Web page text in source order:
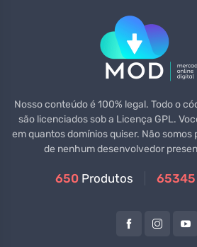
Nosso conteúdo é 100% legal. Todo o
são licenciados sob a Licença GPL.
em quantos domínios quiser. Não somos
de nenhum desenvolvedor
650 Produtos 65345